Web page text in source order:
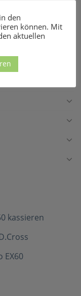
– mit dem
jede Situation
kassieren
EX60
den
können. Mit
aktuellen